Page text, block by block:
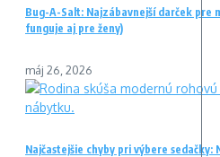
Bug-A-Salt: Najzábavnejší darček pre
funguje aj pre ženy)
máj 26, 2026
Najčastejšie chyby pri výbere